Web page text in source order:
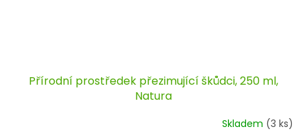
Přírodní prostředek přezimující škůdci, 250 ml,
Natura
Skladem (3 ks)